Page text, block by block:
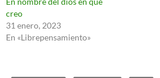
creo
31 enero, 2023
En «Librepensamiento»